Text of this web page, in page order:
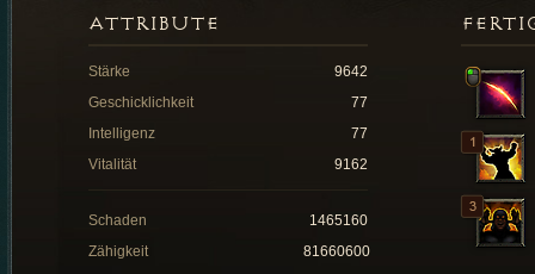
ATTRIBUTE
Stärke
9642
Geschicklichkeit
77
Intelligenz
77
Vitalität
9162
Schaden
1465160
Zähigkeit
81660600